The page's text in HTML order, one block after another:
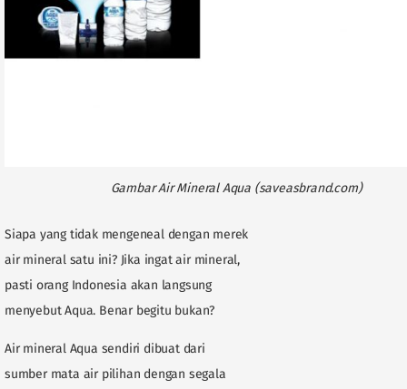
Gambar Air Mineral Aqua (saveasbrand.com)
Siapa yang tidak mengeneal dengan merek
air mineral satu ini? Jika ingat air mineral,
pasti orang Indonesia akan langsung
menyebut Aqua. Benar begitu bukan?
Air mineral Aqua sendiri dibuat dari
sumber mata air pilihan dengan segala